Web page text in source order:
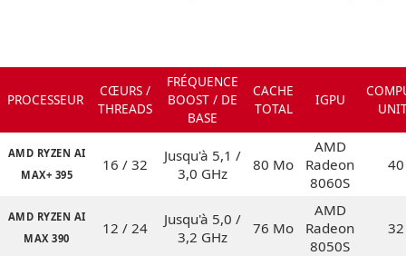
PROCESSEUR
CŒURS /
THREADS
FRÉQUENCE
BOOST / DE
BASE
CACHE
TOTAL
IGPU
AMD RYZEN AI
MAX+ 395
16 / 32
Jusqu'à 5,1 /
3,0 GHz
80 Mo
AMD
Radeon
8060S
40
AMD RYZEN AI
MAX 390
12 / 24
Jusqu'à 5,0 /
3,2 GHz
76 Mo
AMD
Radeon
8050S
32